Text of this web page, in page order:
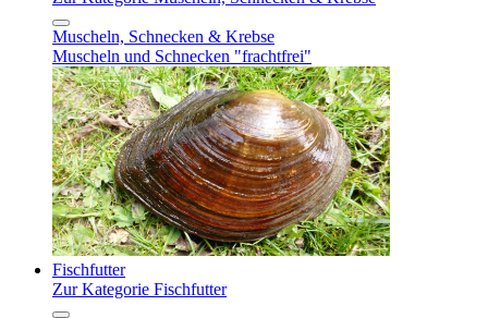
Muscheln, Schnecken & Krebse
Muscheln und Schnecken "frachtfrei"
Fischfutter
Zur Kategorie Fischfutter